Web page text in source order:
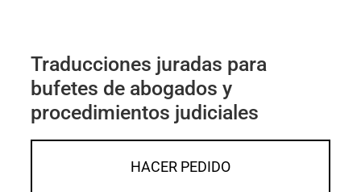
Traducciones juradas para
bufetes de abogados y
procedimientos judiciales
HACER PEDIDO